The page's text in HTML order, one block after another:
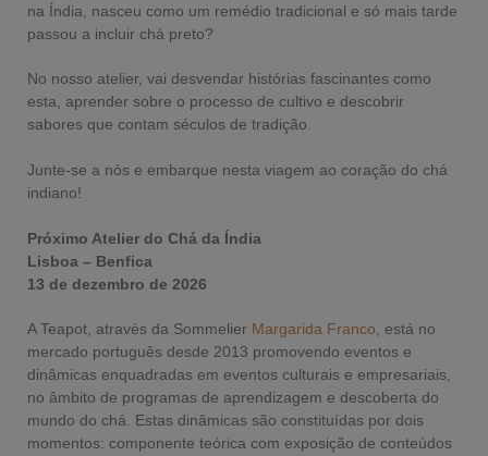
na Índia, nasceu como um remédio tradicional e só mais tarde
passou a incluir chá preto?
No nosso atelier, vai desvendar histórias fascinantes como
esta, aprender sobre o processo de cultivo e descobrir
sabores que contam séculos de tradição.
Junte-se a nós e embarque nesta viagem ao coração do chá
indiano!
Próximo Atelier do Chá da Índia
Lisboa – Benfica
13 de dezembro de 2026
A Teapot, através da Sommelier Margarida Franco, está no
mercado português desde 2013 promovendo eventos e
dinâmicas enquadradas em eventos culturais e empresariais,
no âmbito de programas de aprendizagem e descoberta do
mundo do chá. Estas dinâmicas são constituídas por dois
momentos: componente teórica com exposição de conteúdos